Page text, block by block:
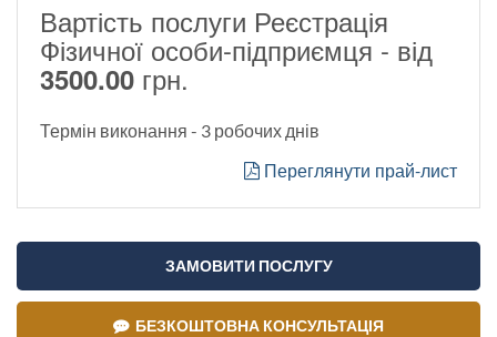
Вартість послуги Реєстрація
Фізичної особи-підприємця - від
3500.00 грн.
Термін виконання - 3 робочих днів
Переглянути прай-лист
ЗАМОВИТИ ПОСЛУГУ
БЕЗКОШТОВНА КОНСУЛЬТАЦІЯ